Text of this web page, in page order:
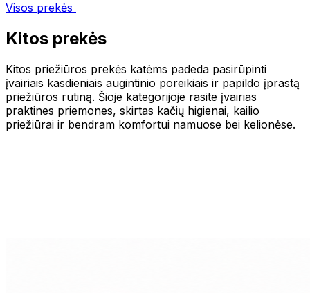
Visos prekės
Kitos prekės
Kitos priežiūros prekės katėms padeda pasirūpinti
įvairiais kasdieniais augintinio poreikiais ir papildo įprastą
priežiūros rutiną. Šioje kategorijoje rasite įvairias
praktines priemones, skirtas kačių higienai, kailio
priežiūrai ir bendram komfortui namuose bei kelionėse.